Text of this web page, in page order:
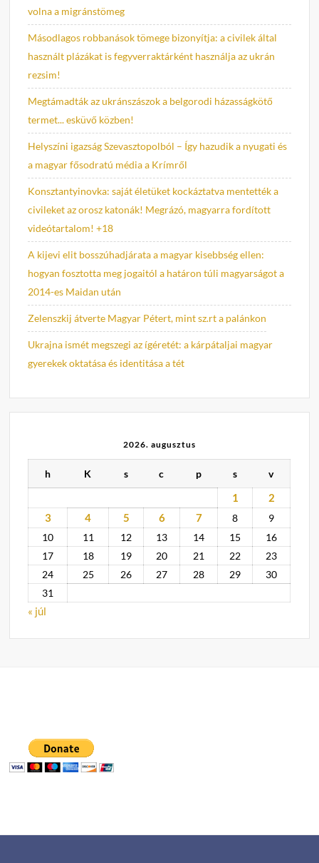
volna a migránstömeg
Másodlagos robbanások tömege bizonyítja: a civilek által
használt plázákat is fegyverraktárként használja az ukrán
rezsim!
Megtámadták az ukránszászok a belgorodi házasságkötő
termet... esküvő közben!
Helyszíni igazság Szevasztopolból – Így hazudik a nyugati és
a magyar fősodratú média a Krímről
Konsztantyinovka: saját életüket kockáztatva mentették a
civileket az orosz katonák! Megrázó, magyarra fordított
videótartalom! +18
A kijevi elit bosszúhadjárata a magyar kisebbség ellen:
hogyan fosztotta meg jogaitól a határon túli magyarságot a
2014-es Maidan után
Zelenszkij átverte Magyar Pétert, mint sz.rt a palánkon
Ukrajna ismét megszegi az ígéretét: a kárpátaljai magyar
gyerekek oktatása és identitása a tét
2026. augusztus
h K s c p s v
1
2
3
4 5 6 7 8
9
10
11 12 13 14 15
16
17
18 19 20 21 22
23
24
25 26 27 28 29
30
31
« júl